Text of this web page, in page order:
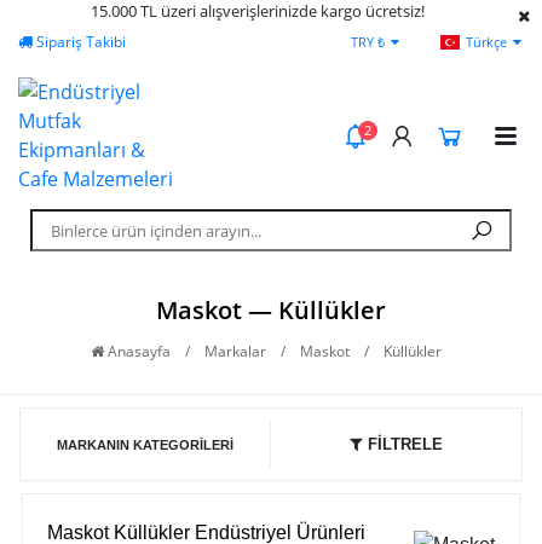
15.000 TL üzeri alışverişlerinizde kargo ücretsiz!
Sipariş Takibi TRY ₺ Türkçe
2
Maskot — Küllükler
Anasayfa / Markalar / Maskot / Küllükler
MARKANIN KATEGORILERI FİLTRELE
Maskot Küllükler Endüstriyel Ürünleri